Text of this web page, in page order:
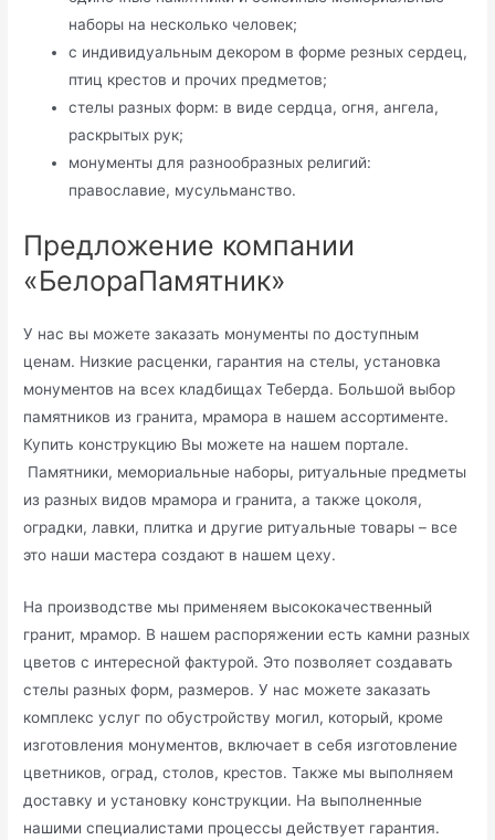
наборы на несколько человек;
с индивидуальным декором в форме резных сердец,
птиц крестов и прочих предметов;
стелы разных форм: в виде сердца, огня, ангела,
раскрытых рук;
монументы для разнообразных религий:
православие, мусульманство.
Предложение компании
«БелораПамятник»
У нас вы можете заказать монументы по доступным
ценам. Низкие расценки, гарантия на стелы, установка
монументов на всех кладбищах Теберда. Большой выбор
памятников из гранита, мрамора в нашем ассортименте.
Купить конструкцию Вы можете на нашем портале.
Памятники, мемориальные наборы, ритуальные предметы
из разных видов мрамора и гранита, а также цоколя,
оградки, лавки, плитка и другие ритуальные товары – все
это наши мастера создают в нашем цеху.
На производстве мы применяем высококачественный
гранит, мрамор. В нашем распоряжении есть камни разных
цветов с интересной фактурой. Это позволяет создавать
стелы разных форм, размеров. У нас можете заказать
комплекс услуг по обустройству могил, который, кроме
изготовления монументов, включает в себя изготовление
цветников, оград, столов, крестов. Также мы выполняем
доставку и установку конструкции. На выполненные
нашими специалистами процессы действует гарантия.